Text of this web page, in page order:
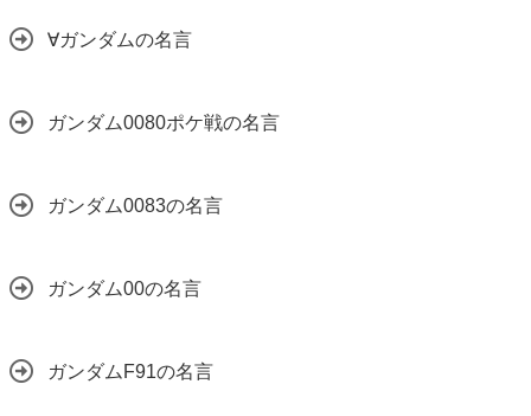
∀ガンダムの名言
ガンダム0080ポケ戦の名言
ガンダム0083の名言
ガンダム00の名言
ガンダムF91の名言